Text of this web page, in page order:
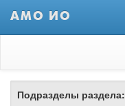
АМО ИО
Подразделы раздела: